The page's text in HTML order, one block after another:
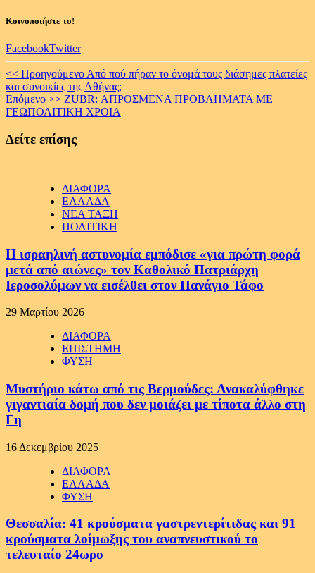
Κοινοποιήστε το!
FacebookTwitter
Continue
Reading
<< Προηγούμενο Από πού πήραν το όνομά τους διάσημες πλατείες
και συνοικίες της Αθήνας;
Επόμενο >> ZUBR: ΑΠΡΟΣΜΕΝΑ ΠΡΟΒΛΗΜΑΤΑ ΜΕ
ΓΕΩΠΟΛΙΤΙΚΗ ΧΡΟΙΑ
Δείτε επίσης
ΔΙΑΦΟΡΑ
ΕΛΛΑΔΑ
ΝΕΑ ΤΑΞΗ
ΠΟΛΙΤΙΚΗ
Η ισραηλινή αστυνομία εμπόδισε «για πρώτη φορά
μετά από αιώνες» τον Καθολικό Πατριάρχη
Ιεροσολύμων να εισέλθει στον Πανάγιο Τάφο
29 Μαρτίου 2026
ΔΙΑΦΟΡΑ
ΕΠΙΣΤΗΜΗ
ΦΥΣΗ
Μυστήριο κάτω από τις Βερμούδες: Ανακαλύφθηκε
γιγαντιαία δομή που δεν μοιάζει με τίποτα άλλο στη
Γη
16 Δεκεμβρίου 2025
ΔΙΑΦΟΡΑ
ΕΛΛΑΔΑ
ΦΥΣΗ
Θεσσαλία: 41 κρούσματα γαστρεντερίτιδας και 91
κρούσματα λοίμωξης του αναπνευστικού το
τελευταίο 24ωρο